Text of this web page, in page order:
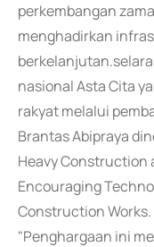
perkembangan
menghadirkan
nasional Asta Cita
rakyat melalui
Brantas Abipraya
Heavy Construction
Encouraging
Construction
"Penghargaan ini